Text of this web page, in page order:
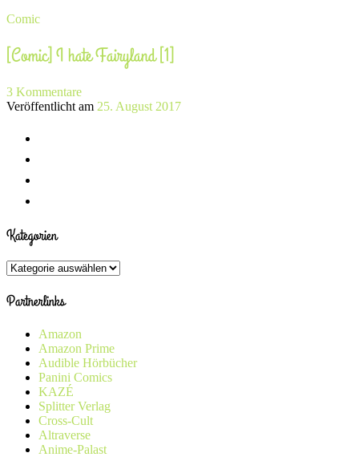
Comic
[Comic] I hate Fairyland [1]
3 Kommentare
Veröffentlicht am 25. August 2017
Kategorien
Kategorien
Partnerlinks
Amazon
Amazon Prime
Audible Hörbücher
Panini Comics
KAZÉ
Splitter Verlag
Cross-Cult
Altraverse
Anime-Palast